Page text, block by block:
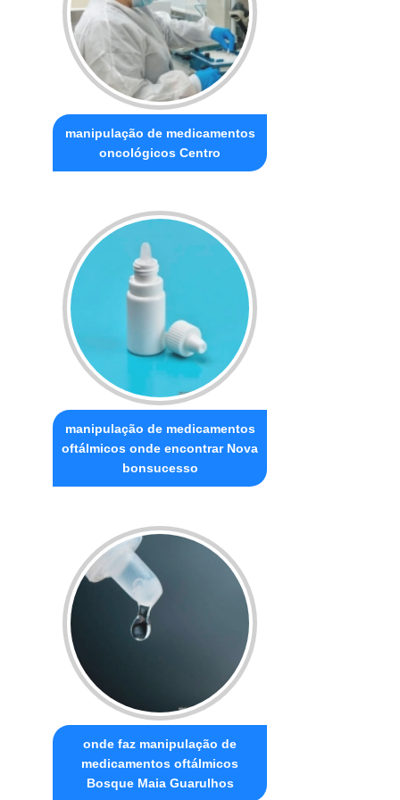
manipulação de medicamentos
oncológicos Centro
manipulação de medicamentos
oftálmicos onde encontrar Nova
bonsucesso
onde faz manipulação de
medicamentos oftálmicos
Bosque Maia Guarulhos